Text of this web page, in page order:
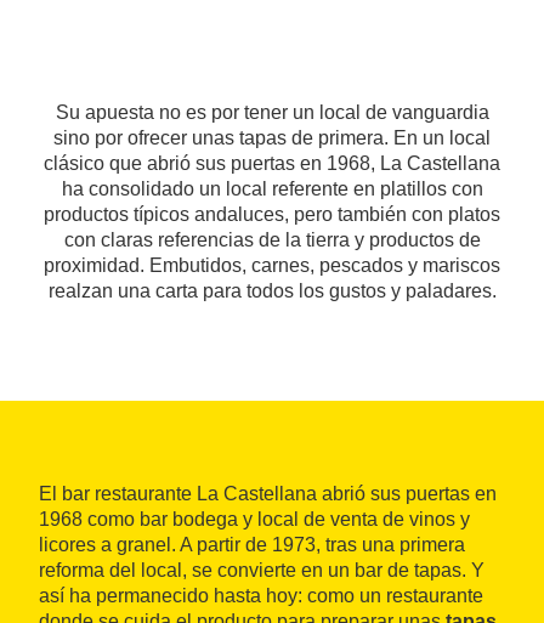
Su apuesta no es por tener un local de vanguardia
sino por ofrecer unas tapas de primera. En un local
clásico que abrió sus puertas en 1968, La Castellana
ha consolidado un local referente en platillos con
productos típicos andaluces, pero también con platos
con claras referencias de la tierra y productos de
proximidad. Embutidos, carnes, pescados y mariscos
realzan una carta para todos los gustos y paladares.
El bar restaurante La Castellana abrió sus puertas en
1968 como bar bodega y local de venta de vinos y
licores a granel. A partir de 1973, tras una primera
reforma del local, se convierte en un bar de tapas. Y
así ha permanecido hasta hoy: como un restaurante